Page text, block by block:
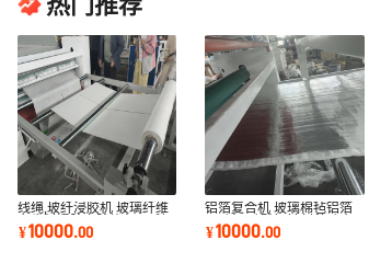
线绳,玻纤浸胶机 玻璃纤维
布卷料浸胶上胶均匀 双刮
刀压胶涂布机
¥10000.00
铝箔复合机 玻璃棉毡铝箔
平贴机 硅酸铝针刺毯贴合
铝箔设备
¥10000.00